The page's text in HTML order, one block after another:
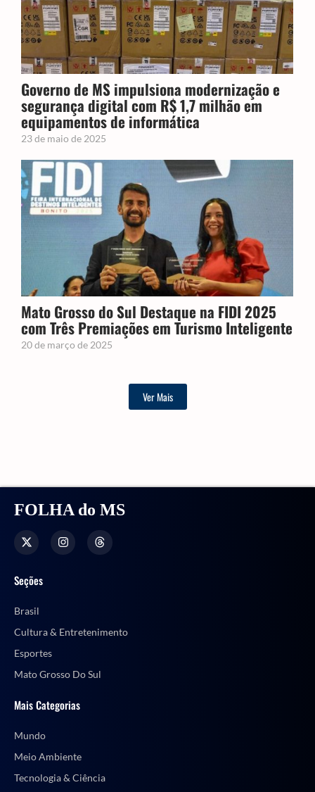
Governo de MS impulsiona modernização e
segurança digital com R$ 1,7 milhão em
equipamentos de informática
23 de maio de 2025
Mato Grosso do Sul Destaque na FIDI 2025
com Três Premiações em Turismo Inteligente
20 de março de 2025
Ver Mais
FOLHA do MS
Seções
Brasil
Cultura & Entretenimento
Esportes
Mato Grosso Do Sul
Mais Categorias
Mundo
Meio Ambiente
Tecnologia & Ciência